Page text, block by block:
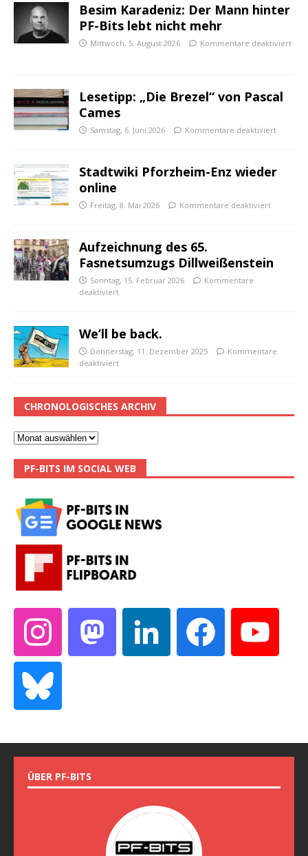
Besim Karadeniz: Der Mann hinter
PF-Bits lebt nicht mehr
Mittwoch, 5. August 2026 Kommentare deaktiviert
Lesetipp: „Die Brezel“ von Pascal
Cames
Samstag, 6. Juni 2026 Kommentare deaktiviert
Stadtwiki Pforzheim-Enz wieder
online
Freitag, 8. Mai 2026 Kommentare deaktiviert
Aufzeichnung des 65.
Fasnetsumzugs Dillweißenstein
Sonntag, 15. Februar 2026
Kommentare
deaktiviert
We’ll be back.
Donnerstag, 11. Dezember 2025
Kommentare
deaktiviert
CHRONOLOGISCHES ARCHIV
PF-BITS IM SOCIAL WEB
ÜBER PF-BITS